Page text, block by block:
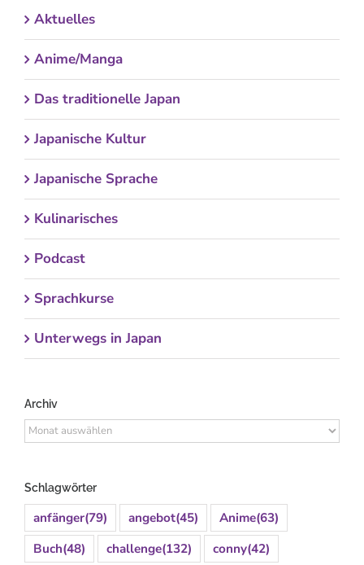
Aktuelles
Anime/Manga
Das traditionelle Japan
Japanische Kultur
Japanische Sprache
Kulinarisches
Podcast
Sprachkurse
Unterwegs in Japan
Archiv
Archiv
Schlagwörter
anfänger(79) angebot(45) Anime(63)
Buch(48) challenge(132) conny(42)